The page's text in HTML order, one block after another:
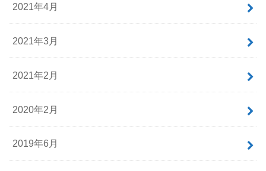
2021年4月
2021年3月
2021年2月
2020年2月
2019年6月